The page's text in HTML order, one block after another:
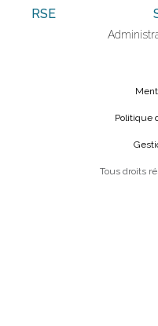
RSE
Politique
Tous droits